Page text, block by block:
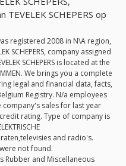
SCHEPERS op
registered 2008 in N\A region,
SCHEPERS, company assigned
SCHEPERS is located at the
We brings you a complete
legal and financial data, facts,
Registry. N/a employees
company's sales for last year
rating. Type of company is
and radio's.
were not found.
is Rubber and Miscellaneous